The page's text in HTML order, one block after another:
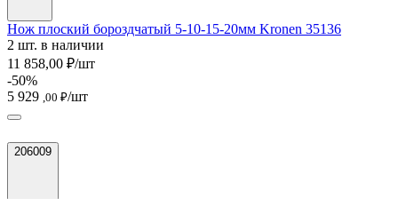
Нож плоский бороздчатый 5-10-15-20мм Kronen 35136
2 шт. в наличии
11 858,00 ₽/шт
-50%
5 929 ,00 ₽/шт
206009